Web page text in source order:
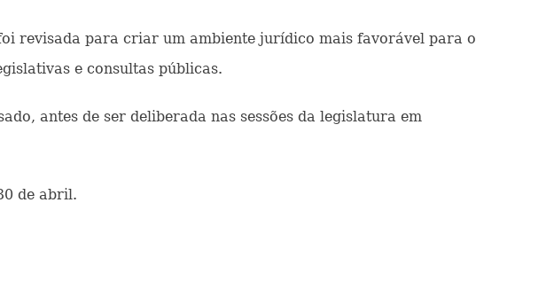
revisada para criar um ambiente jurídico mais favorável para o
e consultas públicas.
antes de ser deliberada nas sessões da legislatura em
de abril.